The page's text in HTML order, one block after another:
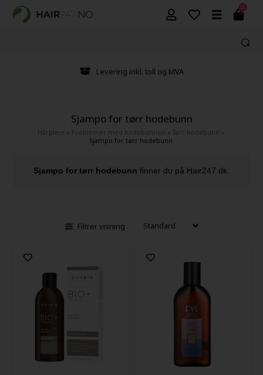
0
Levering inkl. toll og MVA
Sjampo for tørr hodebunn
Hårpleie Problemer med hodebunnen Tørr hodebunn
Sjampo for tørr hodebunn
Sjampo for tørr hodebunn finner du på Hair247.dk.
Filtrer visning